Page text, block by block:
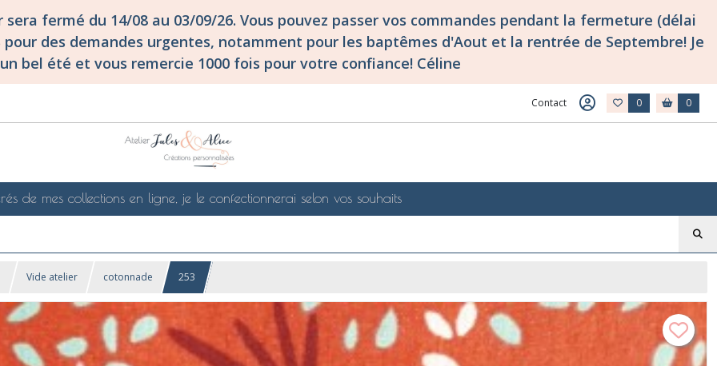
fermé du 14/08 au 03/09/26. Vous pouvez passer vos commandes pendant la fermeture (délai
des demandes urgentes, notamment pour les baptêmes d'Aout et la rentrée de Septembre! Je
bel été et vous remercie 1000 fois pour votre confiance! Céline
Contact 0 0
de mes collections en ligne, je le confectionnerai selon vos souhaits
Vide atelier cotonnade 253